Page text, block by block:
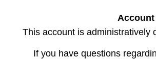
This account is administratively
If you have questions